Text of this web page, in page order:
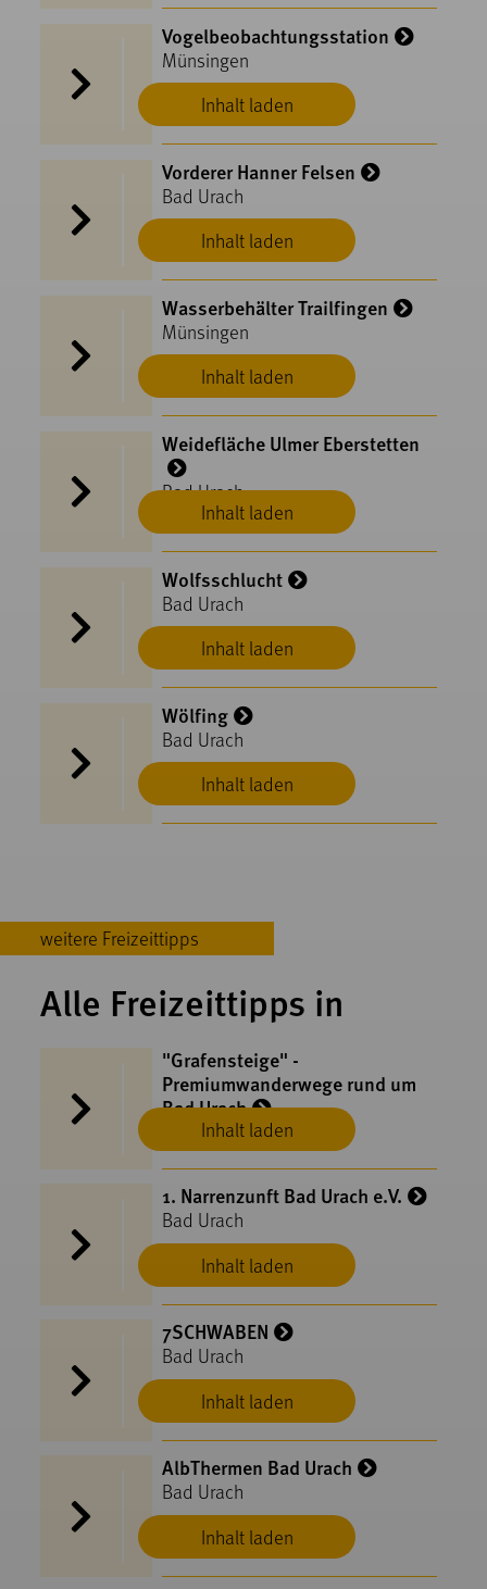
Inhalt laden
Vogelbeobachtungsstation
Münsingen
Inhalt laden
Vorderer Hanner Felsen
Bad Urach
Inhalt laden
Wasserbehälter Trailfingen
Münsingen
Inhalt laden
Weidefläche Ulmer Eberstetten
Bad Urach
Inhalt laden
Wolfsschlucht
Bad Urach
Inhalt laden
Wölfing
Bad Urach
weitere Freizeittipps
Alle Freizeittipps in
Inhalt laden
"Grafensteige" -
Premiumwanderwege rund um
Bad Urach
Bad Urach
Inhalt laden
1. Narrenzunft Bad Urach e.V.
Bad Urach
Inhalt laden
7SCHWABEN
Bad Urach
Inhalt laden
AlbThermen Bad Urach
Bad Urach